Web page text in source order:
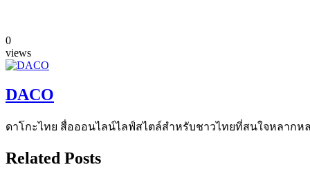
0
views
DACO
ดาโกะไทย สื่อออนไลน์ไลฟ์สไตล์สำหรับชาวไทยที่สนใจหลากห
Related Posts